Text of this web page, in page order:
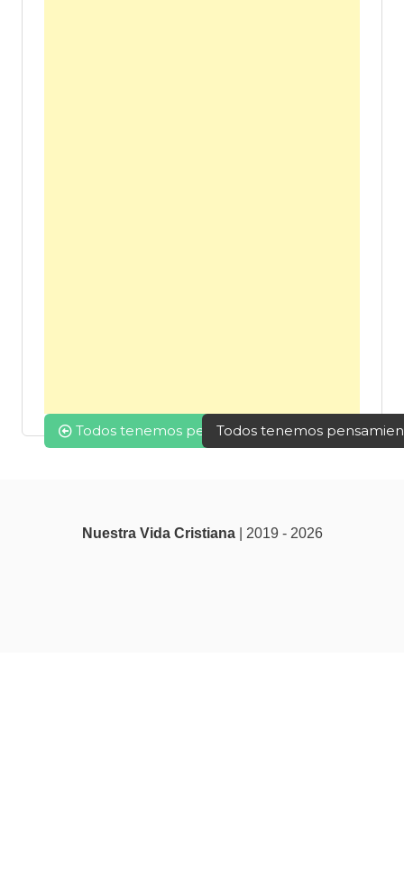
Navegación
de
Todos tenemos pensamientos que nunca
Todos tenemos
Nuestra Vida Cristiana| 2019 - 2026